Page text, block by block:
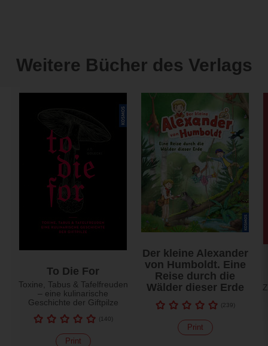
Weitere Bücher des Verlags
To Die For
Toxine, Tabus & Tafelfreuden
– eine kulinarische
Geschichte der Giftpilze
(140)
Print
Der kleine Alexander
von Humboldt. Eine
Reise durch die
Wälder dieser Erde
(239)
Print